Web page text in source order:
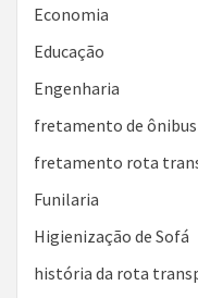
Economia
Educação
Engenharia
fretamento de ônibus
fretamento rota
Funilaria
Higienização de Sofá
história da rota